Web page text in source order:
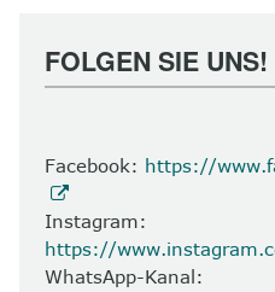
FOLGEN SIE UNS!
Facebook: https://
Instagram:
https://
WhatsApp-Kanal: